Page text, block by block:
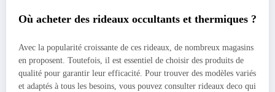
Où acheter des rideaux occultants et thermiques ?
Avec la popularité croissante de ces rideaux, de nombreux magasins
en proposent. Toutefois, il est essentiel de choisir des produits de
qualité pour garantir leur efficacité. Pour trouver des modèles variés
et adaptés à tous les besoins, vous pouvez consulter rideaux deco qui